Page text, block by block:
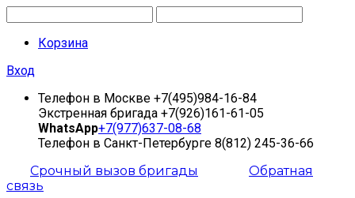
Корзина
Вход
Телефон в Москве +7(495)984-16-84
Экстренная бригада +7(926)161-61-05
WhatsApp+7(977)637-08-68
Телефон в Санкт-Петербурге 8(812) 245-36-66
Срочный вызов бригады
Обратная
связь